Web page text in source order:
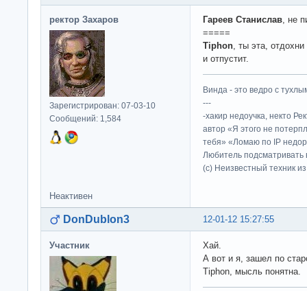
ректор Захаров
Зарегистрирован: 07-03-10
Сообщений: 1,584
Гареев Станислав , не
=====
Tiphon , ты эта,
и отпустит.
Винда - это ведро с
---
-хакир недоучка, некто
автор «Я этого не
тебя» «Ломаю по IP
Любитель подсматривать
(c) Неизвестный техник
Неактивен
12-01-12 15:27:55
DonDublon3
Участник
Хай.
А вот и я, зашел по
Tiphon, мысль понятна.